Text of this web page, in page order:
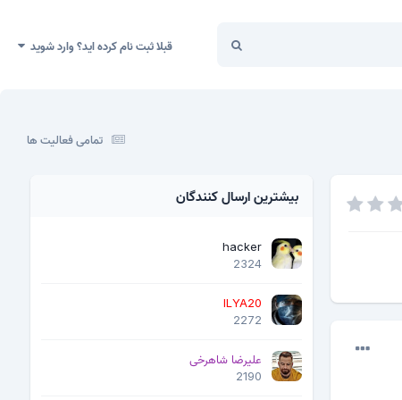
قبلا ثبت نام کرده اید؟ وارد شوید
تمامی فعالیت ها
بیشترین ارسال کنندگان
hacker
2324
ILYA20
2272
علیرضا شاهرخی
2190